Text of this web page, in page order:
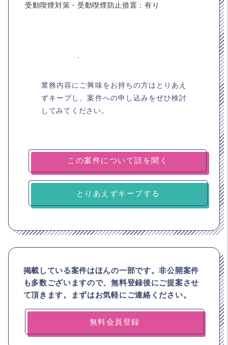
受動喫煙対策・受動喫煙防止措置：有り
業務内容にご興味をお持ちの方はとりあえ
ずキープし、案件への申し込みをぜひ検討
してみてください。
とりあえずキープする
掲載している案件はほんの一部です。非公開案件
も多数ございますので、無料登録後にご提案させ
て頂きます。まずはお気軽にご連絡ください。
無料会員登録